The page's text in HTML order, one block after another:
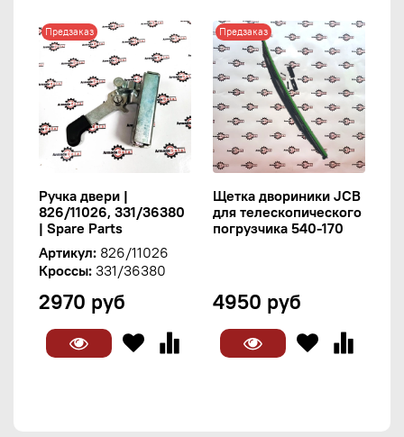
Предзаказ
Ручка двери |
826/11026, 331/36380
| Spare Parts
Артикул: 826/11026
Кроссы: 331/36380
2970 руб
Предзаказ
Щетка двориники JCB
для телескопического
погрузчика 540-170
4950 руб